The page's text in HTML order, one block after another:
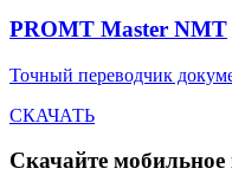
PROMT Master NMT
Точный переводчик
СКАЧАТЬ
Скачайте